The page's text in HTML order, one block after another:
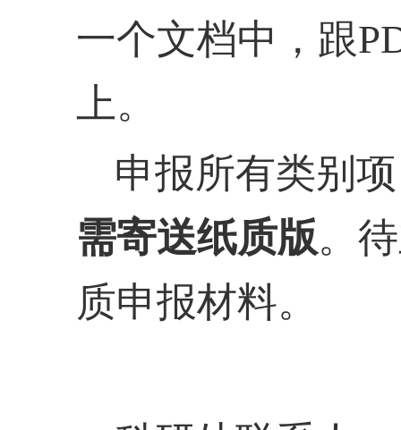
一个文档中，跟
上。
申报所有类别
需寄送纸质版。
质申报材料。